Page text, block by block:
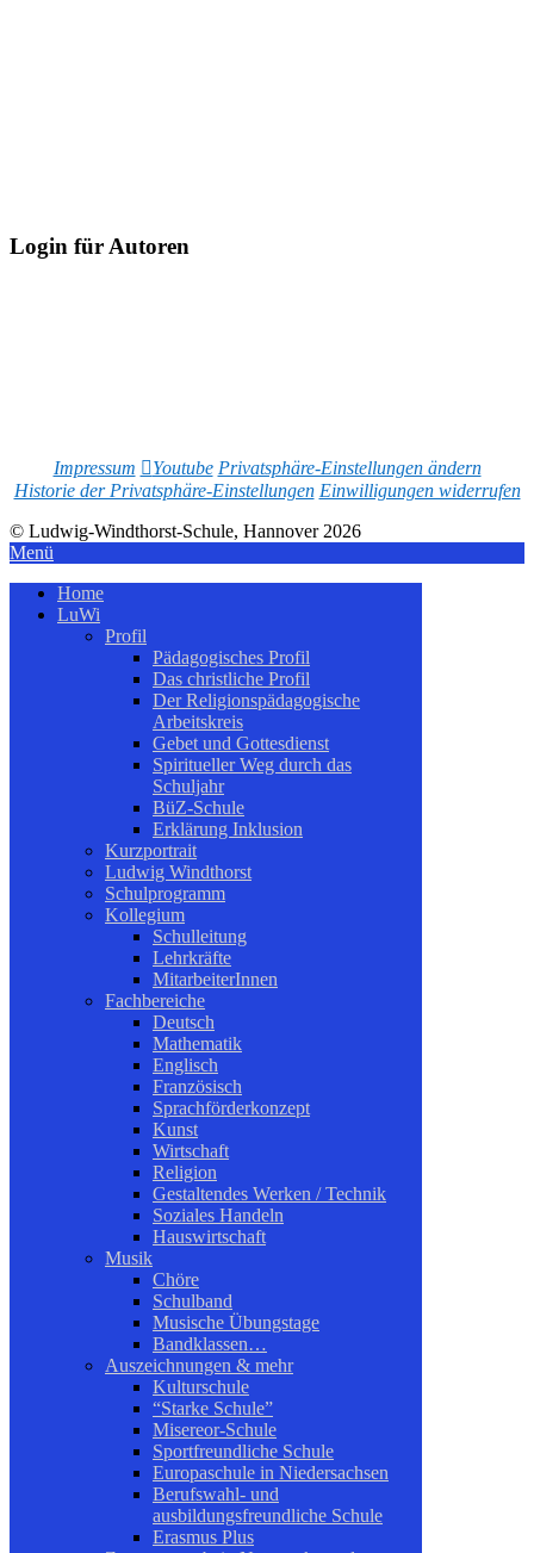
Login für Autoren
Impressum Youtube Privatsphäre-Einstellungen ändern
Historie der Privatsphäre-Einstellungen Einwilligungen widerrufen
© Ludwig-Windthorst-Schule, Hannover 2026
Menü
Home
LuWi
Profil
Pädagogisches Profil
Das christliche Profil
Der Religionspädagogische
Arbeitskreis
Gebet und Gottesdienst
Spiritueller Weg durch das
Schuljahr
BüZ-Schule
Erklärung Inklusion
Kurzportrait
Ludwig Windthorst
Schulprogramm
Kollegium
Schulleitung
Lehrkräfte
MitarbeiterInnen
Fachbereiche
Deutsch
Mathematik
Englisch
Französisch
Sprachförderkonzept
Kunst
Wirtschaft
Religion
Gestaltendes Werken / Technik
Soziales Handeln
Hauswirtschaft
Musik
Chöre
Schulband
Musische Übungstage
Bandklassen…
Auszeichnungen & mehr
Kulturschule
“Starke Schule”
Misereor-Schule
Sportfreundliche Schule
Europaschule in Niedersachsen
Berufswahl- und
ausbildungsfreundliche Schule
Erasmus Plus